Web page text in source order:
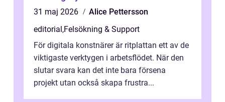
31 maj 2026
Alice Pettersson
editorial,Felsökning & Support
För digitala konstnärer är ritplattan ett av de
viktigaste verktygen i arbetsflödet. När den
slutar svara kan det inte bara försena
projekt utan också skapa frustra...